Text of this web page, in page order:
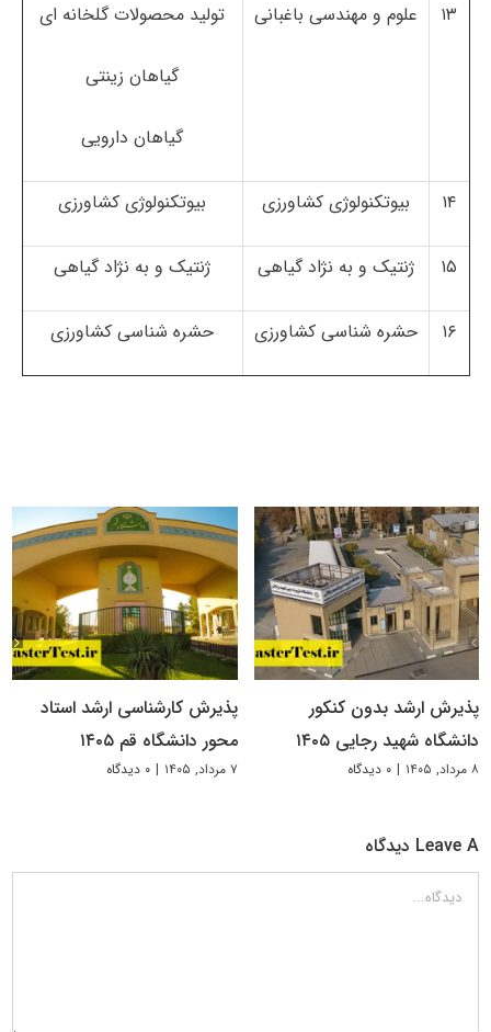
۱۳ علوم و مهندسی باغبانی تولید محصولات گلخانه ای
گیاهان زینتی
گیاهان دارویی
۱۴ بیوتکنولوژی کشاورزی بیوتکنولوژی کشاورزی
۱۵ ژنتیک و به نژاد گیاهی ژنتیک و به نژاد گیاهی
۱۶ حشره شناسی کشاورزی حشره شناسی کشاورزی
پذیرش ارشد بدون کنکور
دانشگاه شهید رجایی ۱۴۰۵
۸ مرداد, ۱۴۰۵ | ۰ دیدگاه
پذیرش کارشناسی ارشد استاد
محور دانشگاه قم ۱۴۰۵
۷ مرداد, ۱۴۰۵ | ۰ دیدگاه
Leave A دیدگاه
دیدگاه